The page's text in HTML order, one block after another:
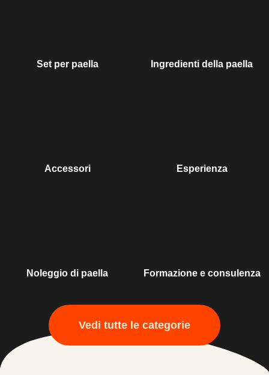
Set per paella Ingredienti della paella
Accessori Esperienza
Noleggio di paella Formazione e consulenza
Vedi tutte le categorie